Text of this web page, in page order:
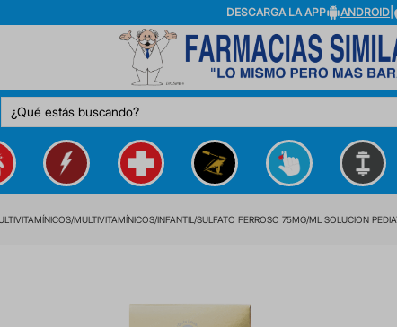
DESCARGA LA APP ANDROID
¿Qué estás buscando?
MULTIVITAMÍNICOS INFANTIL SULFATO FERROSO 75MG/ML SOLUCION